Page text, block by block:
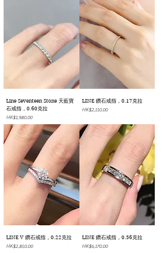
Line Seventeen Stone 天藍寶
石戒指，0.60克拉
價格
HK$1,980.00
LINE 鑽石戒指，0.17克拉
價格
HK$2,110.00
LINE V 鑽石戒指，0.22克拉
價格
HK$2,850.00
LINE 鑽石戒指，0.56克拉
價格
HK$6,170.00